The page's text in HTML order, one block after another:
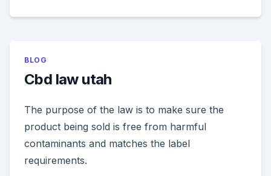
BLOG
Cbd law utah
The purpose of the law is to make sure the
product being sold is free from harmful
contaminants and matches the label
requirements.